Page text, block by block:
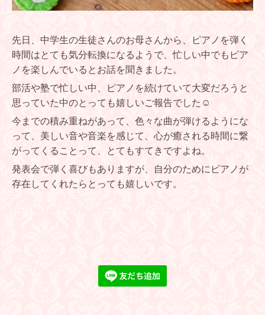
先日、中学生の生徒さんのお母さんから、
ピアノを弾く
時間はとても気分転換になるようで、忙しい中でもピア
ノを楽しんでいるとお話を聞きました。
部活や塾で忙しい中、ピアノを続けていて大変だろうと
思っていた中のとっても嬉しいご報告でした☺️
今までの積み重ねがあって、色々な曲が弾けるようにな
って、美しい音や音楽を感じて、心が癒される時間に繋
がってくることって、とてもすてきですよね。
発表会で弾く喜びもありますが、自分のためにピアノが
存在してくれたらとっても嬉しいです。